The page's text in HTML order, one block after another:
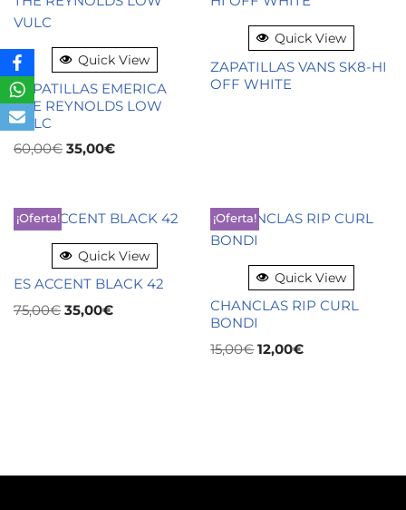
Quick View
ZAPATILLAS EMERICA
THE REYNOLDS LOW
VULC
60,00€ 35,00€
Quick View
ZAPATILLAS VANS SK8-HI
OFF WHITE
¡Oferta!
Quick View
ES ACCENT BLACK 42
75,00€ 35,00€
¡Oferta!
Quick View
CHANCLAS RIP CURL
BONDI
15,00€ 12,00€